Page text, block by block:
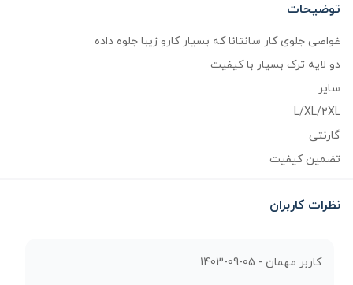
توضیحات
غواصی جلوی کار سانتانا که بسیار کارو زیبا جلوه داده
دو لایه ترک بسیار با کیفیت
سایر
L/XL/2XL
گارنتی
تضمین کیفیت
نظرات کاربران
کاربر مهمان - 1403-09-05